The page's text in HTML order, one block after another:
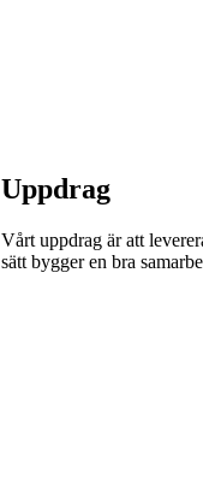
Uppdrag
Vårt uppdrag är att
sätt bygger en bra